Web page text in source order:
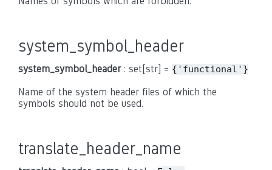
system_symbol_header
system_symbol_header: set[str] = {'functional'}
Name of the system header files of which the
symbols should not be used.
translate_header_name